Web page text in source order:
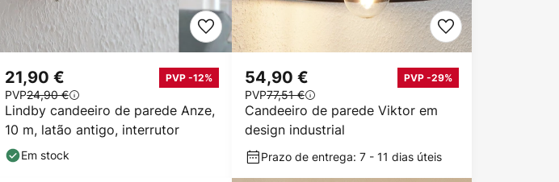
Lindby candeeiro de parede Anze,
10 m, latão antigo, interrutor
21,90 € PVP -12%
PVP24,90 €
Em stock
Candeeiro de parede Viktor em
design industrial
54,90 € PVP -29%
PVP77,51 €
Prazo de entrega: 7 - 11 dias úteis